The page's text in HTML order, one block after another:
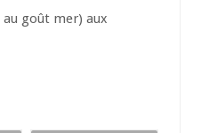
au goût mer) aux